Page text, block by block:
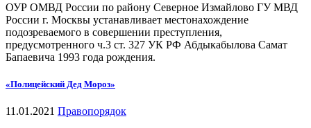
ОУР ОМВД России по району Северное Измайлово ГУ МВД
России г. Москвы устанавливает местонахождение
подозреваемого в совершении преступления,
предусмотренного ч.3 ст. 327 УК РФ Абдыкабылова Самат
Бапаевича 1993 года рождения.
«Полицейский Дед Мороз»
11.01.2021 Правопорядок